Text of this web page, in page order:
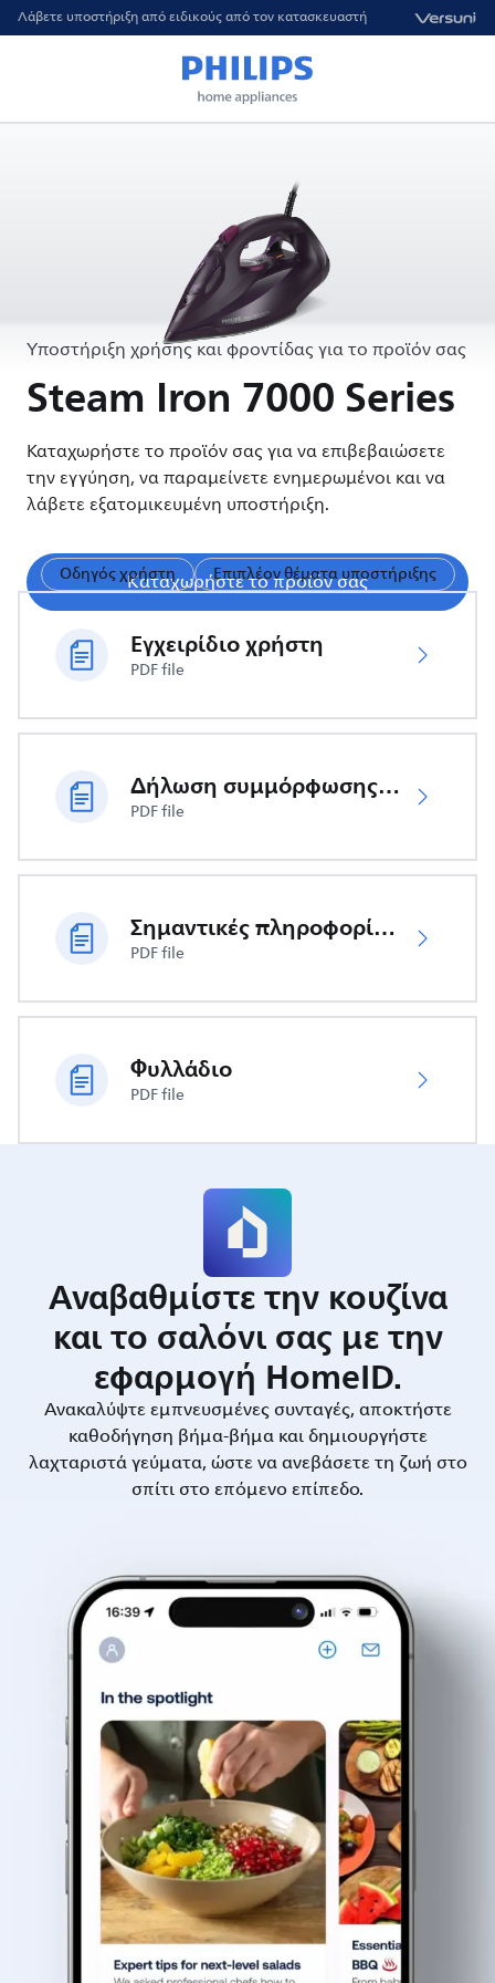
Λάβετε υποστήριξη από ειδικούς από τον κατασκευαστή
Υποστήριξη χρήσης και φροντίδας για το προϊόν σας
Steam Iron 7000 Series
Καταχωρήστε το προϊόν σας για να επιβεβαιώσετε
την εγγύηση, να παραμείνετε ενημερωμένοι και να
λάβετε εξατομικευμένη υποστήριξη.
Καταχωρήστε το προϊόν σας
Οδηγός χρήστη Επιπλέον θέματα υποστήριξης
Εγχειρίδιο χρήστη
PDF file
Δήλωση συμμόρφωσης ΕΕ
PDF file
Σημαντικές πληροφορίες ασφαλείας
PDF file
Φυλλάδιο
PDF file
Αναβαθμίστε την κουζίνα
και το σαλόνι σας με την
εφαρμογή HomeID.
Ανακαλύψτε εμπνευσμένες συνταγές, αποκτήστε
καθοδήγηση βήμα-βήμα και δημιουργήστε
λαχταριστά γεύματα, ώστε να ανεβάσετε τη ζωή στο
σπίτι στο επόμενο επίπεδο.